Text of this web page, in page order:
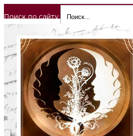
Поиск по сайту